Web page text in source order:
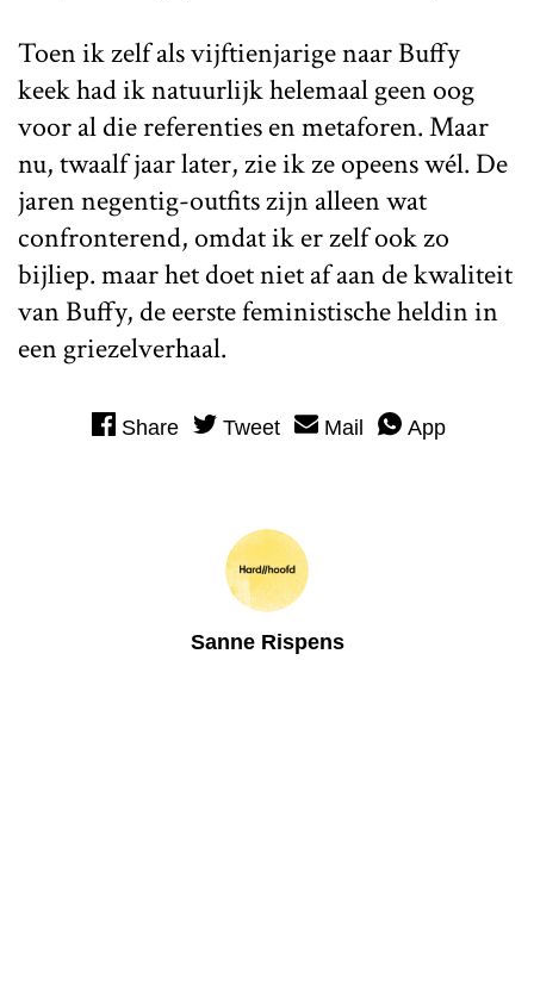
Toen ik zelf als vijftienjarige naar Buffy
keek had ik natuurlijk helemaal geen oog
voor al die referenties en metaforen. Maar
nu, twaalf jaar later, zie ik ze opeens wél. De
jaren negentig-outfits zijn alleen wat
confronterend, omdat ik er zelf ook zo
bijliep. maar het doet niet af aan de kwaliteit
van Buffy, de eerste feministische heldin in
een griezelverhaal.
Share Tweet Mail App
Sanne Rispens